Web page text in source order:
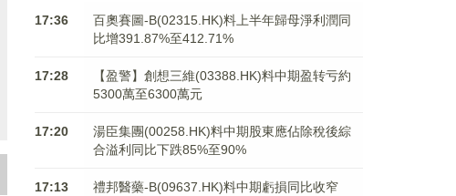
17:36
百奧賽圖-B(02315.HK)料上半年歸母淨利潤同
比增391.87%至412.71%
17:28
【盈警】創想三維(03388.HK)料中期盈转亏約
5300萬至6300萬元
17:20
湯臣集團(00258.HK)料中期股東應佔除稅後綜
合溢利同比下跌85%至90%
17:13
禮邦醫藥-B(09637.HK)料中期虧損同比收窄